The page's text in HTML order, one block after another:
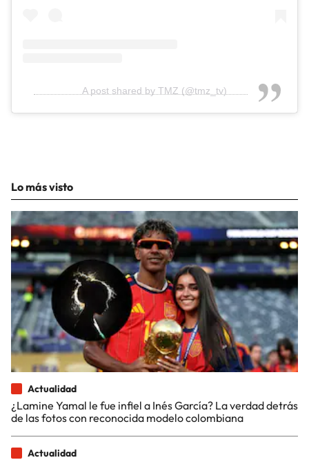
A post shared by TMZ (@tmz_tv)
Lo más visto
Actualidad
¿Lamine Yamal le fue infiel a Inés García? La verdad detrás
de las fotos con reconocida modelo colombiana
Actualidad